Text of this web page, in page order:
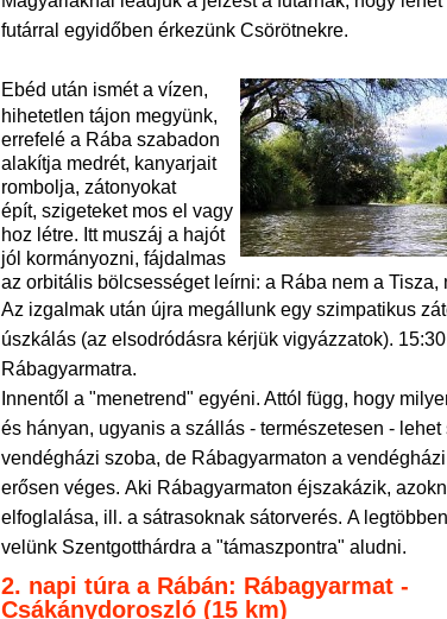
futárral egyidőben érkezünk Csörötnekre.
Ebéd után ismét a vízen,
hihetetlen tájon megyünk,
errefelé a Rába szabadon
alakítja medrét, kanyarjait
rombolja, zátonyokat
épít, szigeteket mos el vagy
hoz létre. Itt muszáj a hajót
jól kormányozni, fájdalmas
az orbitális bölcsességet leírni: a Rába nem a Tisza,
Az izgalmak után újra megállunk egy szimpatikus
úszkálás (az elsodródásra kérjük vigyázzatok).
Rábagyarmatra.
Innentől a "menetrend" egyéni. Attól függ, hogy
és hányan, ugyanis a szállás - természetesen - lehet
vendégházi szoba, de Rábagyarmaton a
erősen véges. Aki Rábagyarmaton éjszakázik,
elfoglalása, ill. a sátrasoknak sátorverés. A
velünk Szentgotthárdra a "támaszpontra" aludni.
2. napi túra a Rábán: Rábagyarmat -
Csákánydoroszló (15 km)